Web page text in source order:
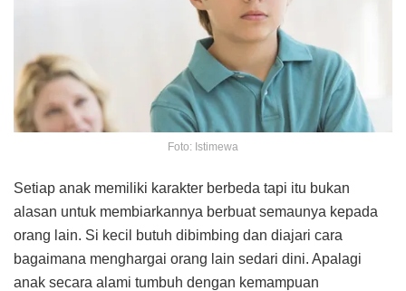
Foto: Istimewa
Setiap anak memiliki karakter berbeda tapi itu bukan
alasan untuk membiarkannya berbuat semaunya kepada
orang lain. Si kecil butuh dibimbing dan diajari cara
bagaimana menghargai orang lain sedari dini. Apalagi
anak secara alami tumbuh dengan kemampuan